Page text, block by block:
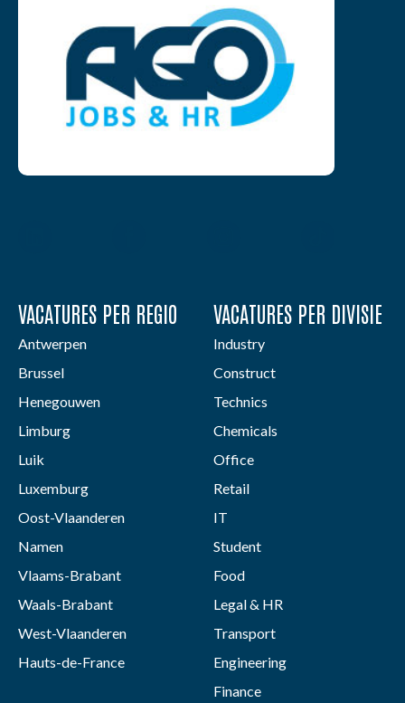
VACATURES PER REGIO
Antwerpen
Brussel
Henegouwen
Limburg
Luik
Luxemburg
Oost-Vlaanderen
Namen
Vlaams-Brabant
Waals-Brabant
West-Vlaanderen
Hauts-de-France
VACATURES PER DIVISIE
Industry
Construct
Technics
Chemicals
Office
Retail
IT
Student
Food
Legal & HR
Transport
Engineering
Finance